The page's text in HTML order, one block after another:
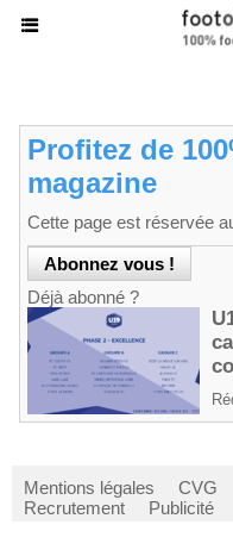
Profitez de
magazine
Cette page est réservée
Déjà abonné ?
Mentions légales CVG
Recrutement
Publicité